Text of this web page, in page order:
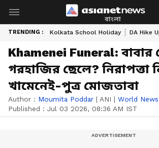
বাংলা
TRENDING : Kolkata School Holiday DA Hike
Khamenei Funeral:
গরহাজির ছেলে? নিরাপত্তা
খামেনেই-পুত্র মোজতাবা
Author : Moumita Poddar | ANI | World News
Published : Jul 03 2026, 08:36 AM IST